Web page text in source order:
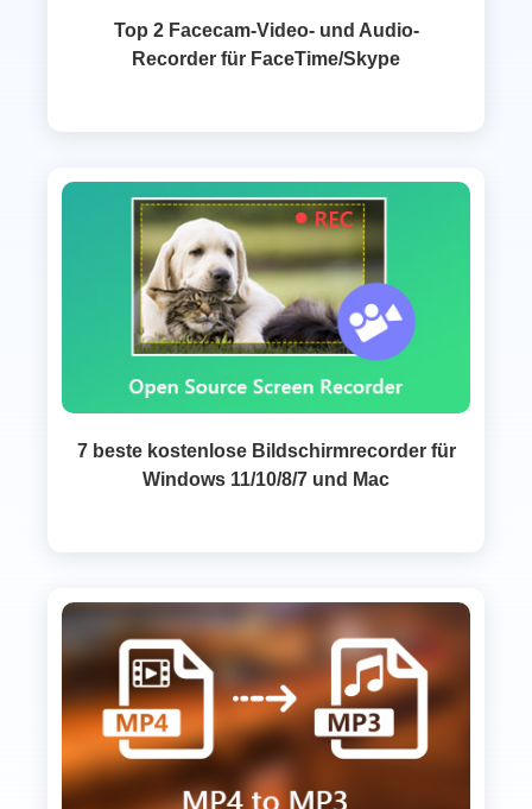
Top 2 Facecam-Video- und Audio-
Recorder für FaceTime/Skype
7 beste kostenlose Bildschirmrecorder für
Windows 11/10/8/7 und Mac